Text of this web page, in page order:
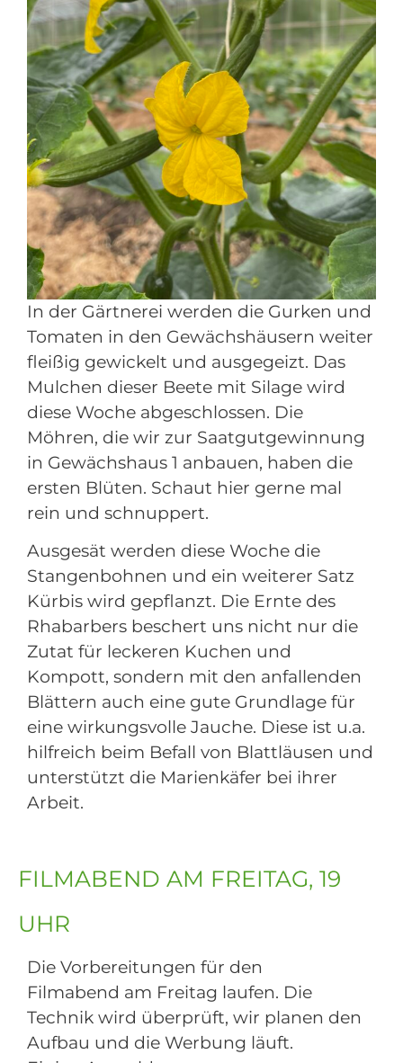
In der Gärtnerei werden die Gurken und
Tomaten in den Gewächshäusern weiter
fleißig gewickelt und ausgegeizt. Das
Mulchen dieser Beete mit Silage wird
diese Woche abgeschlossen. Die
Möhren, die wir zur Saatgutgewinnung
in Gewächshaus 1 anbauen, haben die
ersten Blüten. Schaut hier gerne mal
rein und schnuppert.
Ausgesät werden diese Woche die
Stangenbohnen und ein weiterer Satz
Kürbis wird gepflanzt. Die Ernte des
Rhabarbers beschert uns nicht nur die
Zutat für leckeren Kuchen und
Kompott, sondern mit den anfallenden
Blättern auch eine gute Grundlage für
eine wirkungsvolle Jauche. Diese ist u.a.
hilfreich beim Befall von Blattläusen und
unterstützt die Marienkäfer bei ihrer
Arbeit.
FILMABEND AM FREITAG, 19
UHR
Die Vorbereitungen für den
Filmabend am Freitag laufen. Die
Technik wird überprüft, wir planen den
Aufbau und die Werbung läuft.